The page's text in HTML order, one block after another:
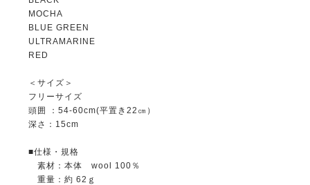
MOCHA
BLUE GREEN
ULTRAMARINE
RED
＜サイズ＞
フリーサイズ
頭囲 ：54-60cm(平置き22㎝）
深さ：15cm
■仕様・規格
素材：本体 wool 100％
重量：約 62ｇ